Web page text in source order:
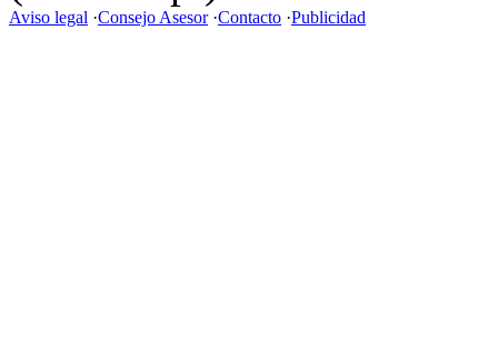
Aviso legal ·Consejo Asesor·Contacto ·Publicidad